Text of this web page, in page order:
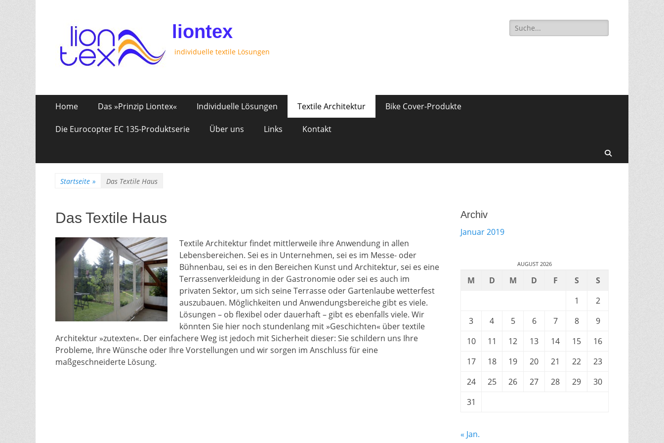
liontex
individuelle textile Lösungen
Suche
für:
Erstes
Inhalt:
Home Das »Prinzip Liontex« Individuelle Lösungen Textile Architektur Bike Cover-Produkte
Die Eurocopter EC 135-Produktserie Über uns Links Kontakt
Startseite » Das Textile Haus
Das Textile Haus
Textile Architektur findet mittlerweile ihre Anwendung in allen
Lebensbereichen. Sei es in Unternehmen, sei es im Messe- oder
Bühnenbau, sei es in den Bereichen Kunst und Architektur, sei es eine
Terrassenverkleidung in der Gastronomie oder sei es auch im
privaten Sektor, um sich seine Terrasse oder Gartenlaube wetterfest
auszubauen. Möglichkeiten und Anwendungsbereiche gibt es viele.
Lösungen – ob flexibel oder dauerhaft – gibt es ebenfalls viele. Wir
könnten Sie hier noch stundenlang mit »Geschichten« über textile
Architektur »zutexten«. Der einfachere Weg ist jedoch mit Sicherheit dieser: Sie schildern uns Ihre
Probleme, Ihre Wünsche oder Ihre Vorstellungen und wir sorgen im Anschluss für eine
maßgeschneiderte Lösung.
Archiv
Januar 2019
AUGUST 2026
M D M D F S
S
1
2
3
4 5 6 7 8
9
10
11 12 13 14 15
16
17
18 19 20 21 22
23
24
25 26 27 28 29
30
31
« Jan.